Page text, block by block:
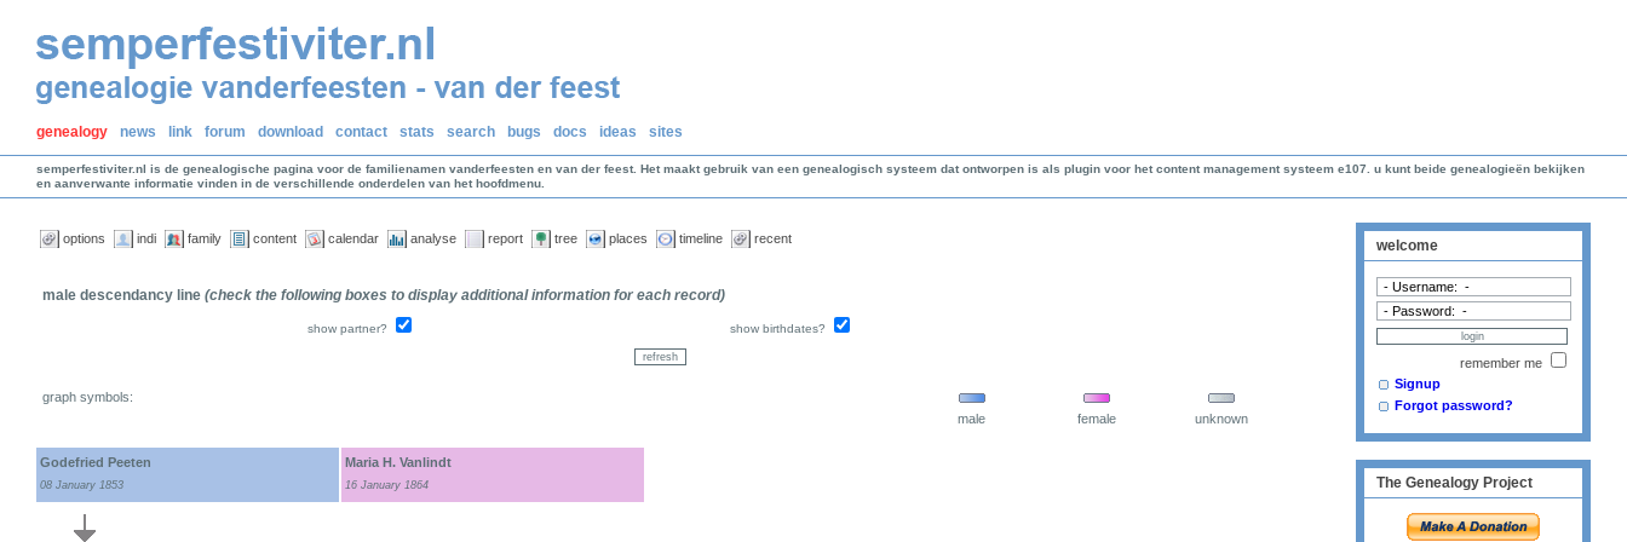
genealogy news link forum download contact stats search bugs docs ideas sites
semperfestiviter.nl is de genealogische pagina voor de familienamen vanderfeesten en van der feest. Het maakt gebruik van een genealogisch systeem dat ontworpen is als plugin voor het content management systeem e107. u kunt beide genealogieën bekijken
en aanverwante informatie vinden in de verschillende onderdelen van het hoofdmenu.
options indi family content calendar analyse report tree places timeline recent
male descendancy line (check the following boxes to display additional information for each record)
show partner? show birthdates?
graph symbols:
male
female unknown
Godefried Peeten
08 January 1853
Maria H. Vanlindt
16 January 1864
welcome
remember me
Signup
Forgot password?
The Genealogy Project